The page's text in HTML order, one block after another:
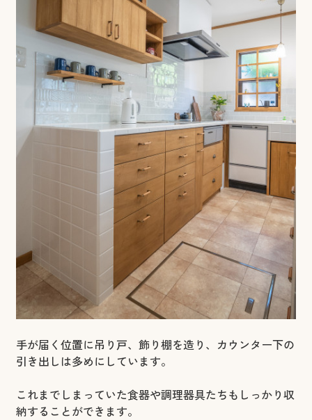
手が届く位置に吊り戸、飾り棚を造り、カウンター下の
引き出しは多めにしています。
これまでしまっていた食器や調理器具たちもしっかり収
納することができます。